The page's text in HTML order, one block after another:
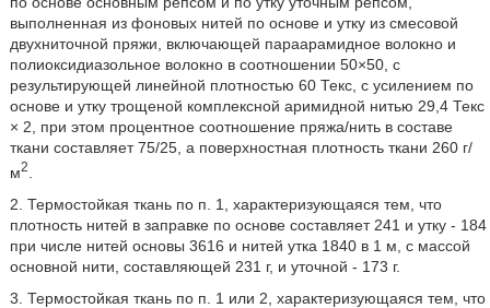
выполненная из фоновых нитей по основе и утку из смесовой
двухниточной пряжи, включающей параарамидное волокно и
полиоксидиазольное волокно в соотношении 50×50, с
результирующей линейной плотностью 60 Текс, с усилением по
основе и утку трощеной комплексной аримидной нитью 29,4 Текс
× 2, при этом процентное соотношение пряжа/нить в составе
ткани составляет 75/25, а поверхностная плотность ткани 260 г/
м2
2. Термостойкая ткань по п. 1, характеризующаяся тем, что
плотность нитей в заправке по основе составляет 241 и утку - 184
при числе нитей основы 3616 и нитей утка 1840 в 1 м, с массой
основной нити, составляющей 231 г, и уточной - 173 г.
3. Термостойкая ткань по п. 1 или 2, характеризующаяся тем, что